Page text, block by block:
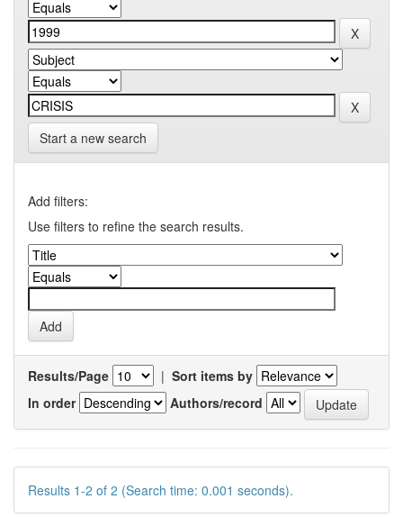
Start a new search
Add filters:
Use filters to refine the search results.
Results/Page | Sort items by
In order
Authors/record
Results 1-2 of 2 (Search time: 0.001 seconds).